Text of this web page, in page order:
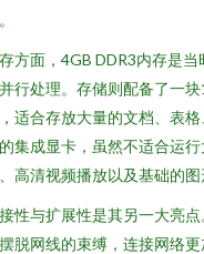
方面，4GB DDR3内存是
行处理。存储则配备了一
适合存放大量的文档、表
集成显卡，虽然不适合运
高清视频播放以及基础的图
性与扩展性是其另一大亮
脱网线的束缚，连接网络